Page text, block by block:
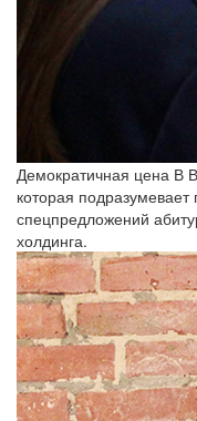
Демократичная цена В
которая
спецпредложений
холдинга.